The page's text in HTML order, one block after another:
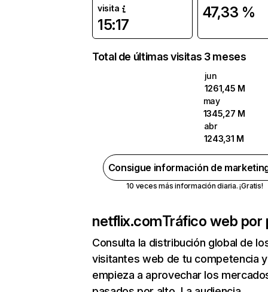
visita
15:17
47,33 %
Total de últimas visitas 3 meses
jun
1261,45 M
may
1345,27 M
abr
1243,31 M
Consigue información de
10 veces más información diaria. ¡Gratis!
netflix.comTráfico web por
Consulta la distribución global de
visitantes web de tu competencia y
empieza a aprovechar los